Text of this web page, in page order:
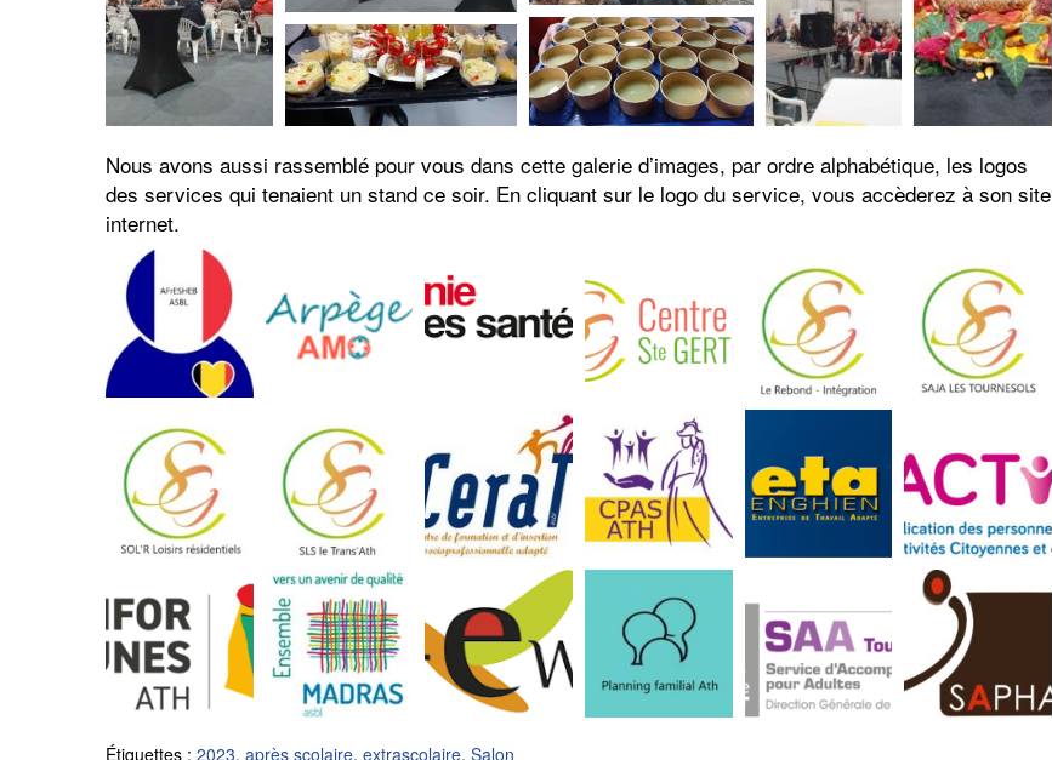
Nous avons aussi rassemblé pour vous dans cette galerie d’images, par ordre alphabétique, les logos
des services qui tenaient un stand ce soir. En cliquant sur le logo du service, vous accèderez à son site
internet.
Étiquettes : 2023, après scolaire, extrascolaire, Salon